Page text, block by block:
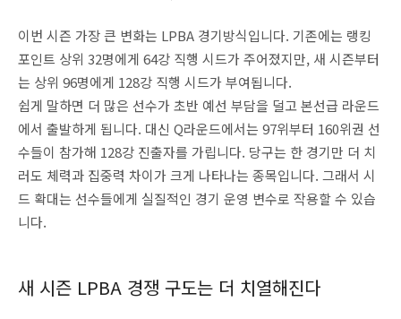
이번 시즌 가장 큰 변화는 LPBA 경기방식입니다. 기존에는 랭킹
포인트 상위 32명에게 64강 직행 시드가 주어졌지만, 새 시즌부터
는 상위 96명에게 128강 직행 시드가 부여됩니다.
쉽게 말하면 더 많은 선수가 초반 예선 부담을 덜고 본선급 라운드
에서 출발하게 됩니다. 대신 Q라운드에서는 97위부터 160위권 선
수들이 참가해 128강 진출자를 가립니다. 당구는 한 경기만 더 치
러도 체력과 집중력 차이가 크게 나타나는 종목입니다. 그래서 시
드 확대는 선수들에게 실질적인 경기 운영 변수로 작용할 수 있습
니다.
새 시즌 LPBA 경쟁 구도는 더 치열해진다